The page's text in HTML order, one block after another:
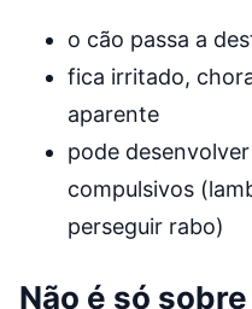
o cão passa a
fica irritado,
aparente
pode
compulsivos
perseguir rabo)
Não é só